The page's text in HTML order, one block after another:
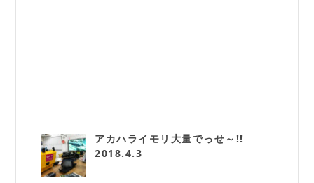
アカハライモリ大量でっせ～!!
2018.4.3